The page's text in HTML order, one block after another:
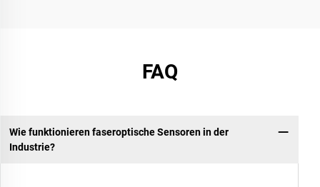
FAQ
Wie funktionieren faseroptische Sensoren in der
Industrie?